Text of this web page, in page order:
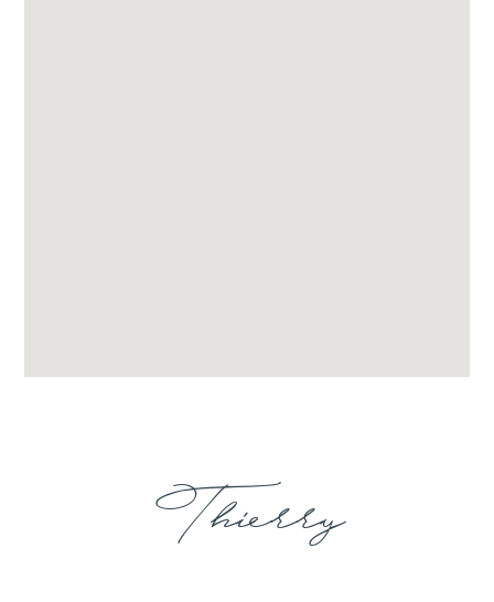
Thierry